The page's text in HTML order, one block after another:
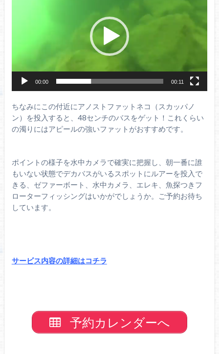
00:00 00:11
ちなみにこの付近にアノストファットネコ（スカッパノ
ン）を投入すると、48センチのバスをゲット！これくらい
の濁りにはアピールの強いファットがおすすめです。
ポイントの様子を水中カメラで確実に把握し、朝一番に誰
もいない状態でデカバスがいるスポットにルアーを投入で
きる、ゼファーボート、水中カメラ、エレキ、魚探つきフ
ローターフィッシングはいかがでしょうか。ご予約お待ち
しています。
サービス内容の詳細はコチラ
予約カレンダーへ